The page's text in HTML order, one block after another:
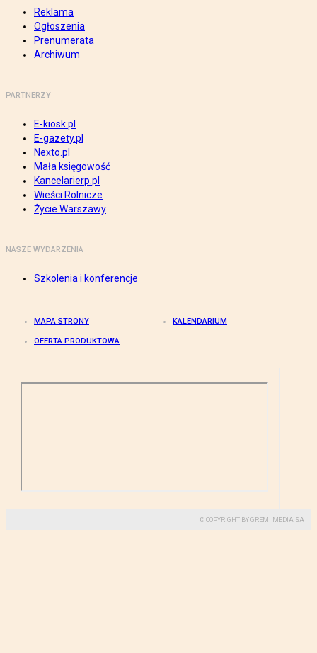
Reklama
Ogłoszenia
Prenumerata
Archiwum
PARTNERZY
E-kiosk.pl
E-gazety.pl
Nexto.pl
Mała księgowość
Kancelarierp.pl
Wieści Rolnicze
Życie Warszawy
NASZE WYDARZENIA
Szkolenia i konferencje
MAPA STRONY KALENDARIUM
OFERTA PRODUKTOWA
© COPYRIGHT BY GREMI MEDIA SA